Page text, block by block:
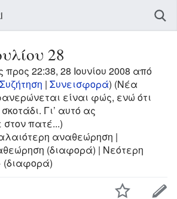
28
22:38, 28 Ιουνίου 2008 από
Συζήτηση | Συνεισφορά) (Νέα
είναι φώς, ενώ ότι
Γι’ αυτό ας
πατέ...)
αναθεώρηση |
(διαφορά) | Νεότερη